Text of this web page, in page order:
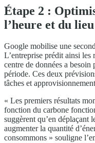
Étape 2 :
l’heure et du lieu
Google mobilise une
L’entreprise prédit ainsi les
centre de données a besoin
période. Ces deux
tâches et
« Les premiers résultats
fonction du carbone
suggèrent qu’en déplaçant
augmenter la quantité
consommons » souligne